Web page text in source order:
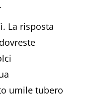
La risposta
umile tubero